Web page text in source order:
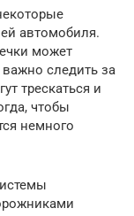
автомобиля.
может
следить за
трескаться и
чтобы
немного